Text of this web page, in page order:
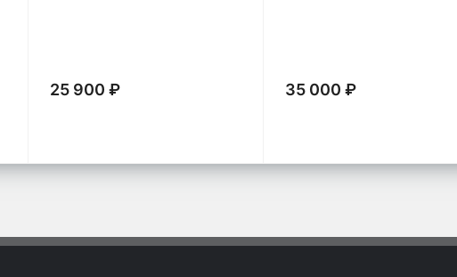
25 900 ₽ 35 000 ₽